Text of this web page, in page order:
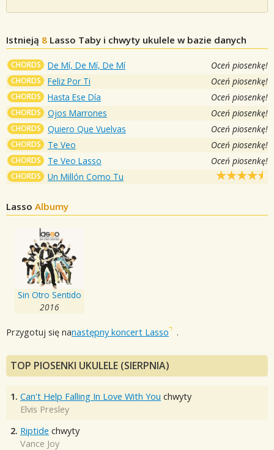
Istnieją 8 Lasso Taby i chwyty ukulele w bazie danych
CHORDS De Mí, De Mí, De Mí Oceń piosenkę!
CHORDS Feliz Por Ti Oceń piosenkę!
CHORDS Hasta Ese Día Oceń piosenkę!
CHORDS Ojos Marrones Oceń piosenkę!
CHORDS Quiero Que Vuelvas Oceń piosenkę!
CHORDS Te Veo Oceń piosenkę!
CHORDS Te Veo Lasso Oceń piosenkę!
CHORDS Un Millón Como Tu
Lasso Albumy
Sin Otro Sentido
2016
Przygotuj się nanastępny koncert Lasso .
TOP PIOSENKI UKULELE (SIERPNIA)
1. Can't Help Falling In Love With You chwyty
Elvis Presley
2. Riptide chwyty
Vance Joy